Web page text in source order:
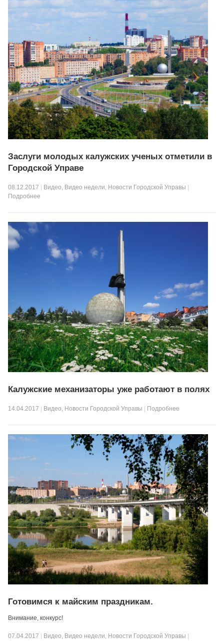
Заслуги молодых калужских ученых отметили в
Городской Управе
08.12.2017 Видео, Видео недели, Новости Городской Управы
Подробнее
Калужские механизаторы уже работают в полях
14.04.2017 Видео, Новости Городской Управы Подробнее
Готовимся к майским праздникам.
Внимание, конкурс!
07.04.2017 Видео, Видео недели, Новости Городской Управы